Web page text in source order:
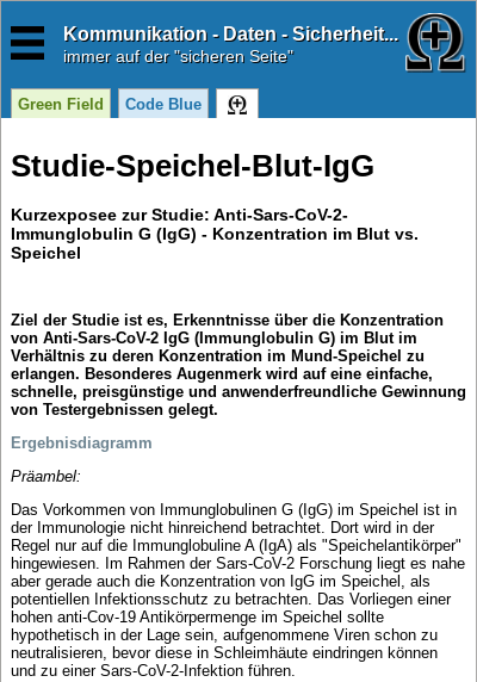
Kommunikation - Daten - Sicherheit...
immerauf der "sicheren Seite"
Green Field Code Blue
Studie-Speichel-Blut-IgG
Kurzexposee zur Studie: Anti-Sars-CoV-2-
Immunglobulin G (IgG) - Konzentration im Blut vs.
Speichel
Ziel der Studie ist es, Erkenntnisse über die Konzentration
von Anti-Sars-CoV-2 IgG (Immunglobulin G) im Blut im
Verhältnis zu deren Konzentration im Mund-Speichel zu
erlangen. Besonderes Augenmerk wird auf eine einfache,
schnelle, preisgünstige und anwenderfreundliche Gewinnung
von Testergebnissen gelegt.
Ergebnisdiagramm
Präambel:
Das Vorkommen von Immunglobulinen G (IgG) im Speichel ist in
der Immunologie nicht hinreichend betrachtet. Dort wird in der
Regel nur auf die Immunglobuline A (IgA) als "Speichelantikörper"
hingewiesen. Im Rahmen der Sars-CoV-2 Forschung liegt es nahe
aber gerade auch die Konzentration von IgG im Speichel, als
potentiellen Infektionsschutz zu betrachten. Das Vorliegen einer
hohen anti-Cov-19 Antikörpermenge im Speichel sollte
hypothetisch in der Lage sein, aufgenommene Viren schon zu
neutralisieren, bevor diese in Schleimhäute eindringen können
und zu einer Sars-CoV-2-Infektion führen.